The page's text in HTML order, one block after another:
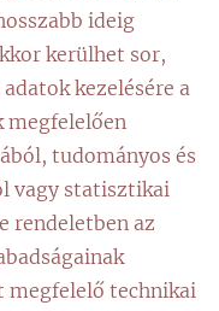
ideig
kerülhet sor,
kezelésére a
megfelelően
tudományos és
vagy statisztikai
rendeletben az
megfelelő technikai